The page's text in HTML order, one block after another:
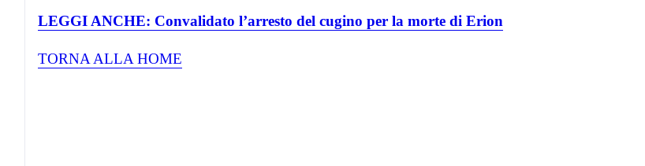
LEGGI ANCHE: Convalidato l’arresto del cugino per la morte di Erion
TORNA ALLA HOME